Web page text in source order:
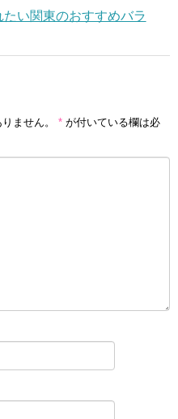
い関東のおすすめバラ
ません。 * が付いている欄は必